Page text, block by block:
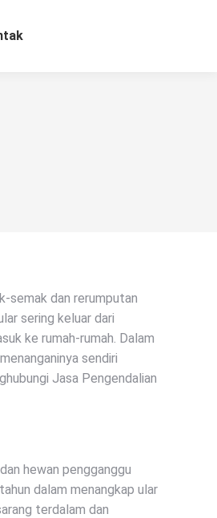
semak dan rerumputan
sering keluar dari
ke rumah-rumah. Dalam
sendiri
Jasa Pengendalian
hewan pengganggu
dalam menangkap ular
terdalam dan